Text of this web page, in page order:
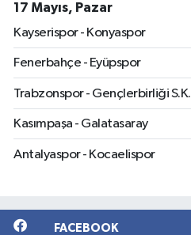
17 Mayıs, Pazar
Kayserispor - Konyaspor
Fenerbahçe - Eyüpspor
Trabzonspor - Gençlerbirliği S.K.
Kasımpaşa - Galatasaray
Antalyaspor - Kocaelispor
FACEBOOK